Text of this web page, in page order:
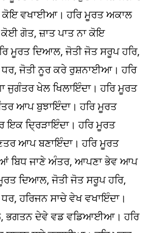
ਕੋਇ ਵਖਾਈਆ। ਹਰਿ ਮੂਰਤ ਅਕਾਲ
ਗੋਤ, ਜ਼ਾਤ ਪਾਤ ਨਾ ਕੋਇ
ਮੂਰਤ ਦਿਆਲ, ਜੋਤੀ ਜੋਤ ਸਰੂਪ ਹਰਿ,
ਜੋਤੀ ਨੂਰ ਕਰੇ ਰੁਸ਼ਨਾਈਆ। ਹਰਿ
ਜੁਗੰਤਰ ਖੇਲ ਖਿਲਾਇੰਦਾ। ਹਰਿ ਮੂਰਤ
ਆਪ ਬੁਝਾਇੰਦਾ। ਹਰਿ ਮੂਰਤ
ਇਕ ਦ੍ਰਿੜਾਇੰਦਾ। ਹਰਿ ਮੂਰਤ
ਆਪ ਬਣਾਇੰਦਾ। ਹਰਿ ਮੂਰਤ
ਬਿਧ ਜਾਣੇ ਅੰਤਰ, ਆਪਣਾ ਭੇਵ ਆਪ
ਦਿਆਲ, ਜੋਤੀ ਜੋਤ ਸਰੂਪ ਹਰਿ,
ਹਰਿਜਨ ਸਾਚੇ ਵੇਖ ਵਖਾਇੰਦਾ।
ਭਗਤਨ ਦੇਵੇ ਵਡ ਵਡਿਆਈਆ। ਹਰਿ